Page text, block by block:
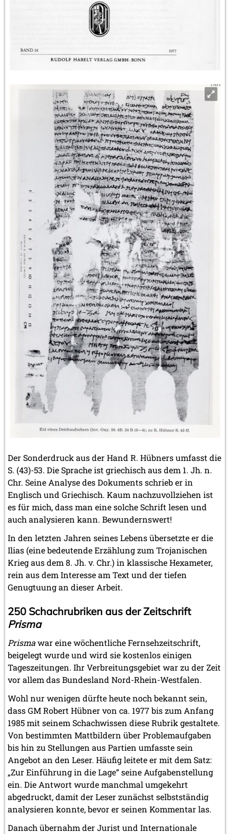
Der Sonderdruck aus der Hand R. Hübners umfasst die
S. (43)-53. Die Sprache ist griechisch aus dem 1. Jh. n.
Chr. Seine Analyse des Dokuments schrieb er in
Englisch und Griechisch. Kaum nachzuvollziehen ist
es für mich, dass man eine solche Schrift lesen und
auch analysieren kann. Bewundernswert!
In den letzten Jahren seines Lebens übersetzte er die
Ilias (eine bedeutende Erzählung zum Trojanischen
Krieg aus dem 8. Jh. v. Chr.) in klassische Hexameter,
rein aus dem Interesse am Text und der tiefen
Genugtuung an dieser Arbeit.
250 Schachrubriken aus der Zeitschrift
Prisma
Prismawar eine wöchentliche Fernsehzeitschrift,
beigelegt wurde und wird sie kostenlos einigen
Tageszeitungen. Ihr Verbreitungsgebiet war zu der Zeit
vor allem das Bundesland Nord-Rhein-Westfalen.
Wohl nur wenigen dürfte heute noch bekannt sein,
dass GM Robert Hübner von ca. 1977 bis zum Anfang
1985 mit seinem Schachwissen diese Rubrik gestaltete.
Von bestimmten Mattbildern über Problemaufgaben
bis hin zu Stellungen aus Partien umfasste sein
Angebot an den Leser. Häufig leitete er mit dem Satz:
„Zur Einführung in die Lage“ seine Aufgabenstellung
ein. Die Antwort wurde manchmal umgekehrt
abgedruckt, damit der Leser zunächst selbstständig
analysieren konnte, bevor er seinen Kommentar las.
Danach übernahm der Jurist und Internationale